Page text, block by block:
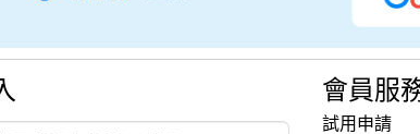
會員服
試用申請